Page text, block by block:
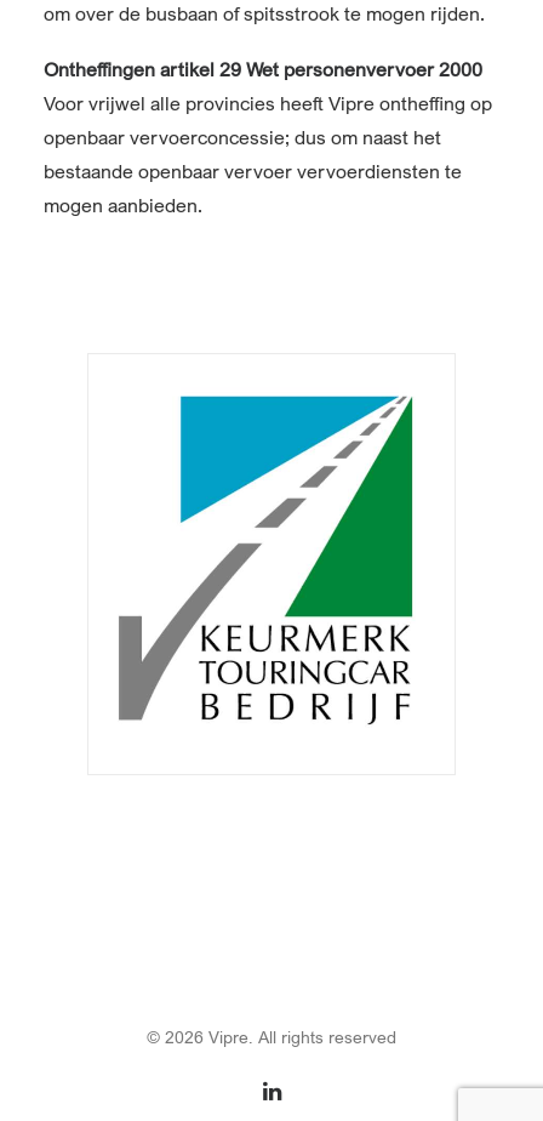
om over de busbaan of spitsstrook te mogen rijden.
Ontheffingen artikel 29 Wet personenvervoer 2000
Voor vrijwel alle provincies heeft Vipre ontheffing op
openbaar vervoerconcessie; dus om naast het
bestaande openbaar vervoer vervoerdiensten te
mogen aanbieden.
© 2026 Vipre. All rights reserved